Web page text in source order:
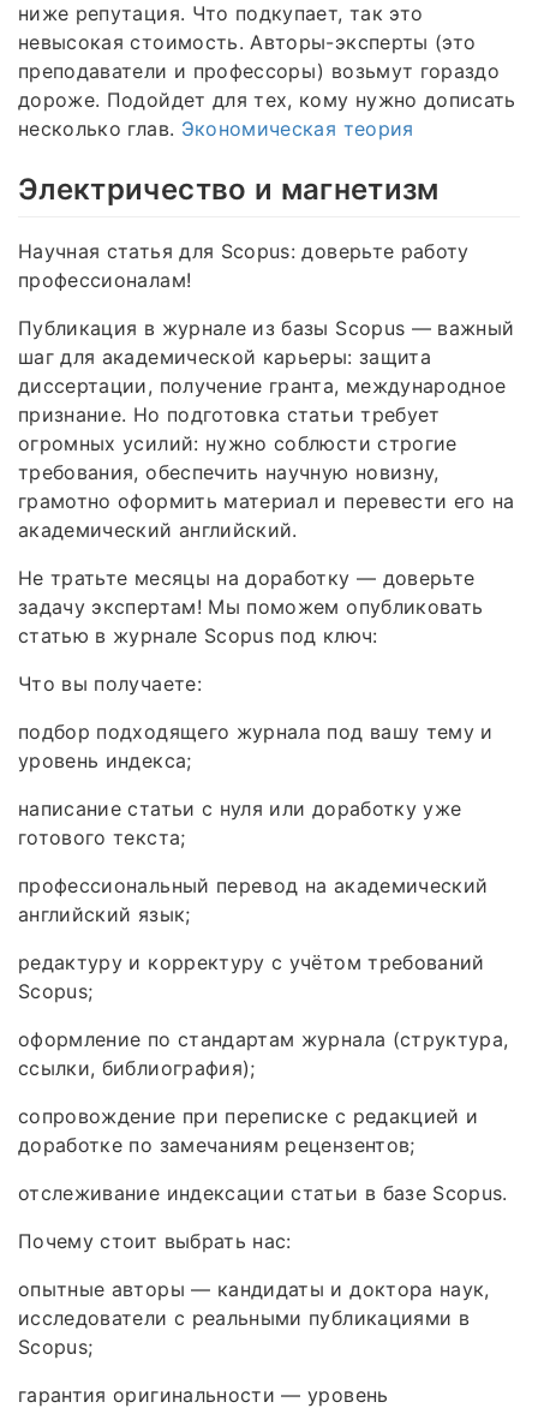
ниже репутация. Что подкупает, так это
невысокая стоимость. Авторы-эксперты (это
преподаватели и профессоры) возьмут гораздо
дороже. Подойдет для тех, кому нужно дописать
несколько глав. Экономическая теория
Электричество и магнетизм
Научная статья для Scopus: доверьте работу
профессионалам!
Публикация в журнале из базы Scopus — важный
шаг для академической карьеры: защита
диссертации, получение гранта, международное
признание. Но подготовка статьи требует
огромных усилий: нужно соблюсти строгие
требования, обеспечить научную новизну,
грамотно оформить материал и перевести его на
академический английский.
Не тратьте месяцы на доработку — доверьте
задачу экспертам! Мы поможем опубликовать
статью в журнале Scopus под ключ:
Что вы получаете:
подбор подходящего журнала под вашу тему и
уровень индекса;
написание статьи с нуля или доработку уже
готового текста;
профессиональный перевод на академический
английский язык;
редактуру и корректуру с учётом требований
Scopus;
оформление по стандартам журнала (структура,
ссылки, библиография);
сопровождение при переписке с редакцией и
доработке по замечаниям рецензентов;
отслеживание индексации статьи в базе Scopus.
Почему стоит выбрать нас:
опытные авторы — кандидаты и доктора наук,
исследователи с реальными публикациями в
Scopus;
гарантия оригинальности — уровень